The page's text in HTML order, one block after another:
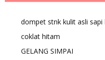
dompet stnk kulit asli
coklat hitam
GELANG SIMPAI